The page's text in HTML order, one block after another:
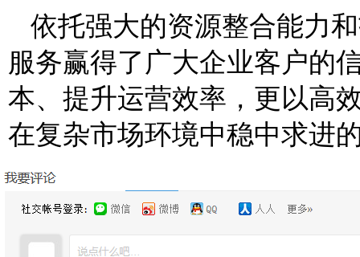
依托强大的资源整合能力
服务赢得了广大企业客户的
本、提升运营效率，更以高
在复杂市场环境中稳中求进